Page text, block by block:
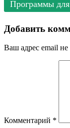
Программы
Добавить
Ваш адрес email не
Комментарий *